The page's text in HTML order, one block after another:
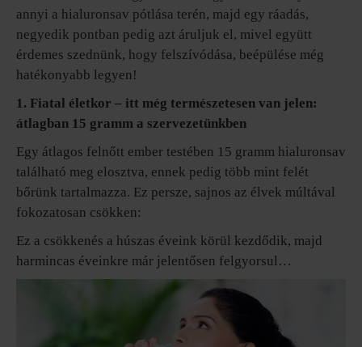
annyi a hialuronsav pótlása terén, majd egy ráadás,
negyedik pontban pedig azt áruljuk el, mivel együtt
érdemes szednünk, hogy felszívódása, beépülése még
hatékonyabb legyen!
1. Fiatal életkor – itt még természetesen van jelen:
átlagban 15 gramm a szervezetünkben
Egy átlagos felnőtt ember testében 15 gramm hialuronsav
található meg elosztva, ennek pedig több mint felét
bőrünk tartalmazza. Ez persze, sajnos az élvek múltával
fokozatosan csökken:
Ez a csökkenés a húszas éveink körül kezdődik, majd
harmincas éveinkre már jelentősen felgyorsul…